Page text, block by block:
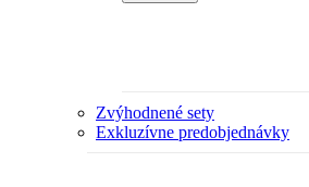
Zvýhodnené sety
Exkluzívne predobjednávky